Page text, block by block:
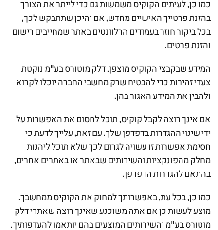
כמו כן, לעיתים הקוקיס משמשות גם כדי לייתר את הצורך
בהזנת פרטייך האישיים מחדש, אם והיכן שתתבקש לכך,
בכל ביקור חוזר בעמודים הרלוונטים באתר שמחייבים רישום
והזנת פרטים.
המידע שבקבצי הקוקיס מוצפן. דלק מוטורס בע"מ נוקטת
צעדי זהירות כדי להבטיח שרק מחשבי החברה יוכלו לקרוא
ולהבין את המידע האגור בהן.
אם אינך רוצה לקבל קוקיס, תוכל לחסום את האפשרות על
ידי שינוי ההגדרות בדפדפן שלך. עם זאת, עלייך לדעת כי
חסימת אפשרות זו עשויה לגרום לכך שלא תוכל ליהנות
מחלק מהפונקציות והשירותים שבאתר או באתרים אחרים,
בהתאם להגדרות הדפדפן.
כמו כן, בכל עת, באפשרותך למחוק את הקוקיס ממחשבך.
מוצע לעשות כן אם אתה משוכנע שאינך רוצה שאתרי דלק
מוטורס בע"מ והשירותים המוצעים בהם יותאמו להעדפותיך.